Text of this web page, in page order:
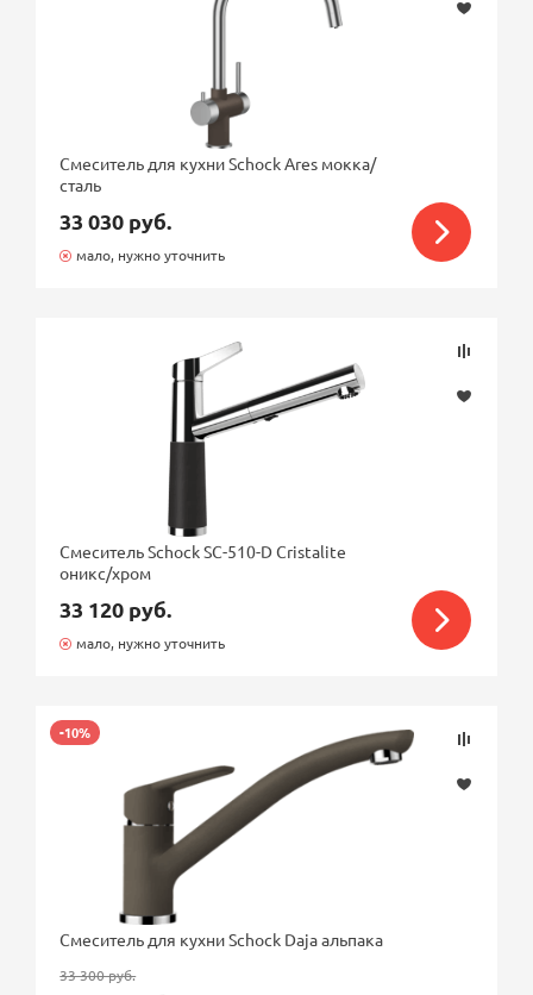
Смеситель для кухни Schock Ares мокка/
сталь
33 030 руб.
мало, нужно уточнить
Смеситель Schock SC-510-D Cristalite
оникс/хром
33 120 руб.
мало, нужно уточнить
-10%
Смеситель для кухни Schock Daja альпака
33 300 руб.